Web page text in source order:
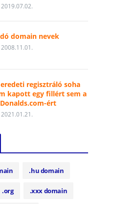
2019.07.02.
domain nevek
2008.11.01.
regisztráló soha
kapott egy fillért sem a
ért
2021.01.21.
.hu domain
.org .xxx domain